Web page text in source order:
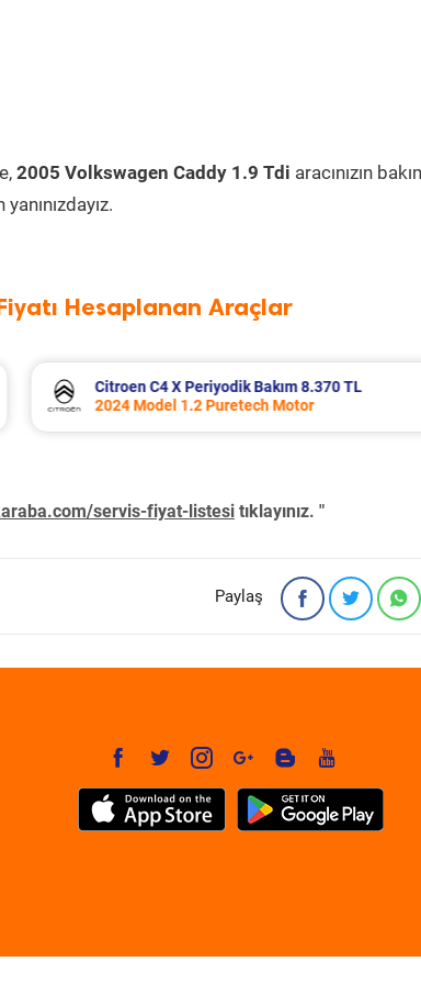
2005 Volkswagen Caddy 1.9 Tdi aracınızın
Hesaplanan Araçlar
Dacia Duster Periyodik Bakım 7.652 TL
2021 Model 1.0 Tce ECO-G Motor
servis-fiyat-listesi tıklayınız. "
Paylaş